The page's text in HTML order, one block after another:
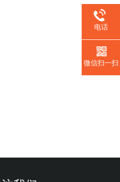
电话
微信扫一扫